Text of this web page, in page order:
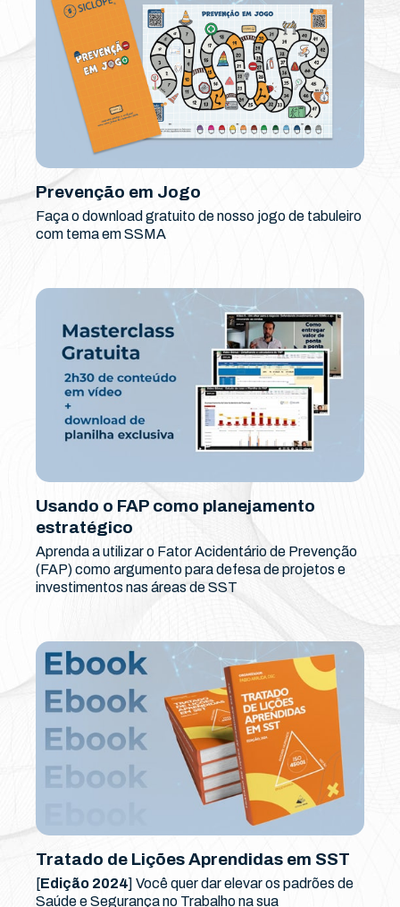
Prevenção em Jogo
Faça o download gratuito de nosso jogo de tabuleiro
com tema em SSMA
Usando o FAP como planejamento
estratégico
Aprenda a utilizar o Fator Acidentário de Prevenção
(FAP) como argumento para defesa de projetos e
investimentos nas áreas de SST
Tratado de Lições Aprendidas em SST
[Edição 2024] Você quer dar elevar os padrões de
Saúde e Segurança no Trabalho na sua